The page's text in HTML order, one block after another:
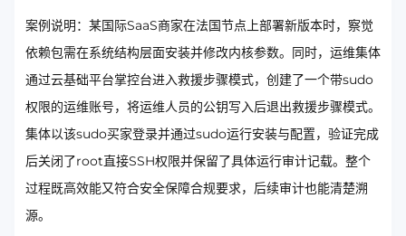
案例说明：某国际SaaS商家在法国节点上部署新版本时，察觉
依赖包需在系统结构层面安装并修改内核参数。同时，运维集体
通过云基础平台掌控台进入救援步骤模式，创建了一个带sudo
权限的运维账号，将运维人员的公钥写入后退出救援步骤模式。
集体以该sudo买家登录并通过sudо运行安装与配置，验证完成
后关闭了root直接SSH权限并保留了具体运行审计记载。整个
过程既高效能又符合安全保障合规要求，后续审计也能清楚溯
源。